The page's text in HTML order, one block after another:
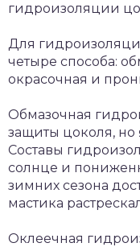
гидроизоляции
Для
четыре способа:
окрасочная и
Обмазочная
защиты цоколя,
Составы
солнце и
зимних сезона
мастика
Оклеечная